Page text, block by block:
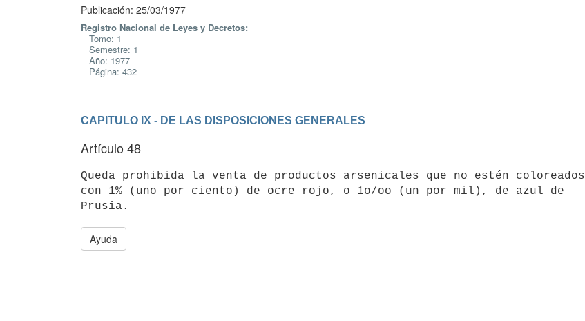
Publicación: 25/03/1977
Registro Nacional de Leyes y Decretos:
Tomo: 1
Semestre: 1
Año: 1977
Página: 432
CAPITULO IX - DE LAS DISPOSICIONES GENERALES
Artículo 48
Queda prohibida la venta de productos arsenicales que no estén coloreados
con 1% (uno por ciento) de ocre rojo, o 1o/oo (un por mil), de azul de
Ayuda